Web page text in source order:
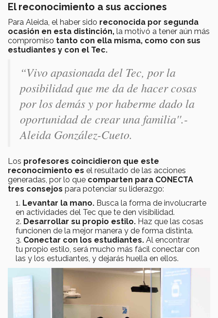
El reconocimiento a sus acciones
Para Aleida, el haber sido reconocida por segunda
ocasión en esta distinción, la motivó a tener aún más
compromiso tanto con ella misma, como con sus
estudiantes y con el Tec.
“Vivo apasionada del Tec, por la
posibilidad que me da de hacer cosas
por los demás y por haberme dado la
oportunidad de crear una familia''.-
Aleida González-Cueto.
Los profesores coincidieron que este
reconocimiento es el resultado de las acciones
generadas, por lo que comparten para CONECTA
tres consejos para potenciar su liderazgo:
Levantar la mano. Busca la forma de involucrarte
en actividades del Tec que te den visibilidad.
Desarrollar su propio estilo. Haz que las cosas
funcionen de la mejor manera y de forma distinta.
Conectar con los estudiantes. Al encontrar
tu propio estilo, será mucho más fácil conectar con
las y los estudiantes, y dejarás huella en ellos.